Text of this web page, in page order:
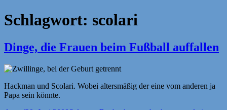
Schlagwort: scolari
Dinge, die Frauen beim Fußball auffallen
Hackman und Scolari. Wobei altersmäßig der eine vom anderen ja
Papa sein könnte.